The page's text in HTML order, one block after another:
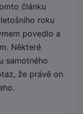
článku
roku
povedlo a
Některé
samotného
že právě on